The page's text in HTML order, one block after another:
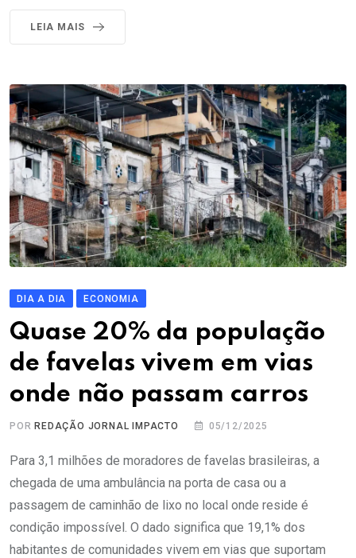
LEIA MAIS
DIA A DIA ECONOMIA
Quase 20% da população
de favelas vivem em vias
onde não passam carros
PORREDAÇÃO JORNAL IMPACTO 05/12/2025
Para 3,1 milhões de moradores de favelas brasileiras, a
chegada de uma ambulância na porta de casa ou a
passagem de caminhão de lixo no local onde reside é
condição impossível. O dado significa que 19,1% dos
habitantes de comunidades vivem em vias que suportam